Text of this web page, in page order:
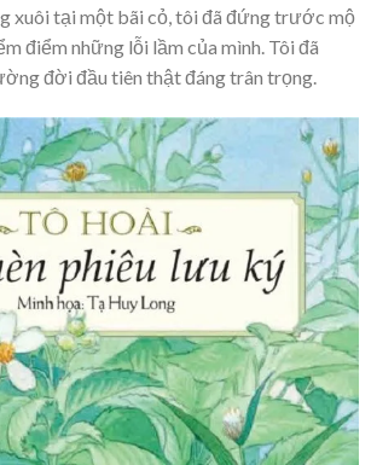
xuôi tại một bãi cỏ, tôi đã đứng trước mộ
điểm những lỗi lầm của mình. Tôi đã
đời đầu tiên thật đáng trân trọng.